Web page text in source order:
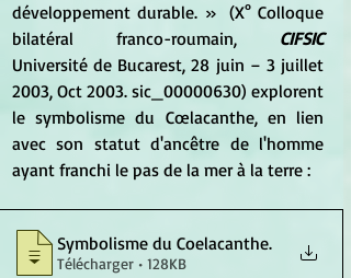
développement durable. » (X° Colloque
bilatéral franco-roumain, CIFSIC
Université de Bucarest, 28 juin – 3 juillet
2003, Oct 2003. sic_00000630) explorent
le symbolisme du Cœlacanthe, en lien
avec son statut d'ancêtre de l'homme
ayant franchi le pas de la mer à la terre :
Symbolisme du Coelacanthe.
Télécharger • 128KB